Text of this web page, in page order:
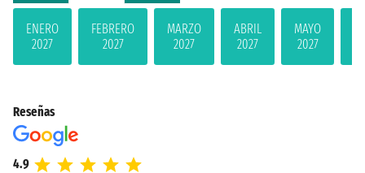
ENERO
2027
FEBRERO
2027
MARZO
2027
ABRIL
2027
MAYO
2027
Reseñas
4.9